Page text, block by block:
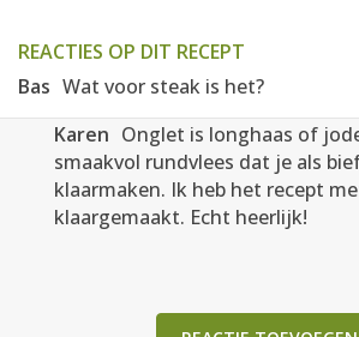
REACTIES OP DIT RECEPT
Bas Wat voor steak is het?
Karen Onglet is longhaas of
smaakvol rundvlees dat je als
klaarmaken. Ik heb het recept
klaargemaakt. Echt heerlijk!